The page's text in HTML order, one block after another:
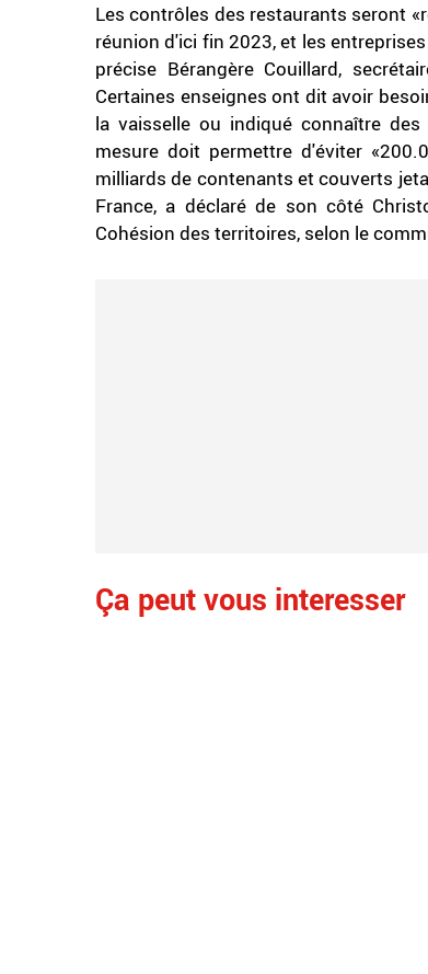
Les contrôles des restaurants seront
réunion d'ici fin 2023, et les
précise Bérangère Couillard,
Certaines enseignes ont dit avoir
la vaisselle ou indiqué connaître
mesure doit permettre d'éviter
milliards de contenants et couverts
France, a déclaré de son côté
Cohésion des territoires, selon le
Ça peut vous interesser